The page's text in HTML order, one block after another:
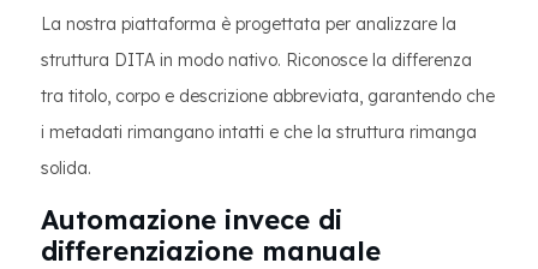
La nostra piattaforma è progettata per analizzare la
struttura DITA in modo nativo. Riconosce la differenza
tra titolo, corpo e descrizione abbreviata, garantendo che
i metadati rimangano intatti e che la struttura rimanga
solida.
Automazione invece di
differenziazione manuale